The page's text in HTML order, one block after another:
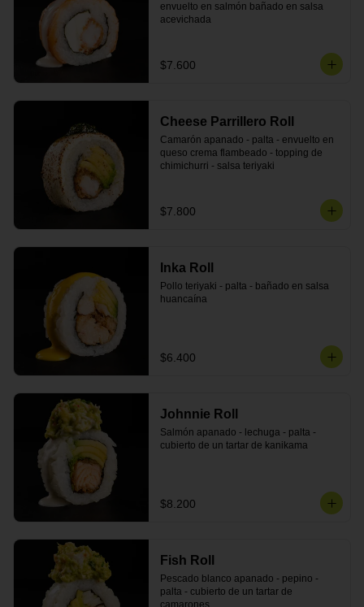
envuelto en salmón bañado en salsa
acevichada
$7.600
Cheese Parrillero Roll
Camarón apanado - palta - envuelto en
queso crema flambeado - topping de
chimichurri - salsa teriyaki
$7.800
Inka Roll
Pollo teriyaki - palta - bañado en salsa
huancaína
$6.400
Johnnie Roll
Salmón apanado - lechuga - palta -
cubierto de un tartar de kanikama
$8.200
Fish Roll
Pescado blanco apanado - pepino -
palta - cubierto de un tartar de
camarones